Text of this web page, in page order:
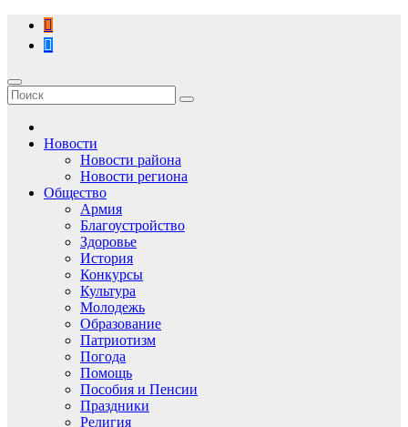
Перейти
содержимому
Новости
Новости района
Новости региона
Общество
Армия
Благоустройство
Здоровье
История
Конкурсы
Культура
Молодежь
Образование
Патриотизм
Погода
Помощь
Пособия и Пенсии
Праздники
Религия